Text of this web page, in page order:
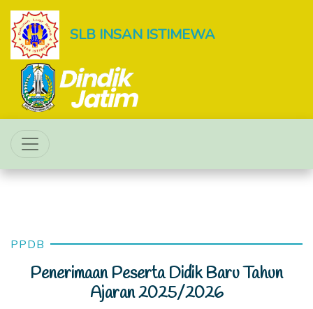
SLB INSAN ISTIMEWA
PPDB
Penerimaan Peserta Didik Baru Tahun
Ajaran 2025/2026